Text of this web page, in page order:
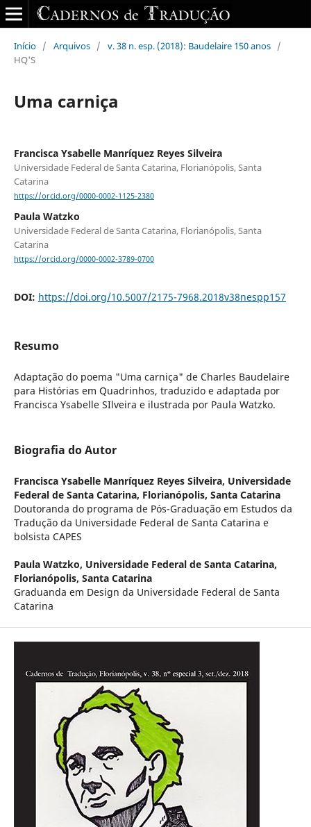
Início / Arquivos / v. 38 n. esp. (2018): Baudelaire 150 anos /
HQ'S
Uma carniça
Francisca Ysabelle Manríquez Reyes Silveira
Universidade Federal de Santa Catarina, Florianópolis, Santa
Catarina
https://orcid.org/0000-0002-1125-2380
Paula Watzko
Universidade Federal de Santa Catarina, Florianópolis, Santa
Catarina
https://orcid.org/0000-0002-3789-0700
DOI: https://doi.org/10.5007/2175-7968.2018v38nespp157
Resumo
Adaptação do poema "Uma carniça" de Charles Baudelaire
para Histórias em Quadrinhos, traduzido e adaptada por
Francisca Ysabelle SIlveira e ilustrada por Paula Watzko.
Biografia do Autor
Francisca Ysabelle Manríquez Reyes Silveira, Universidade
Federal de Santa Catarina, Florianópolis, Santa Catarina
Doutoranda do programa de Pós-Graduação em Estudos da
Tradução da Universidade Federal de Santa Catarina e
bolsista CAPES
Paula Watzko, Universidade Federal de Santa Catarina,
Florianópolis, Santa Catarina
Graduanda em Design da Universidade Federal de Santa
Catarina